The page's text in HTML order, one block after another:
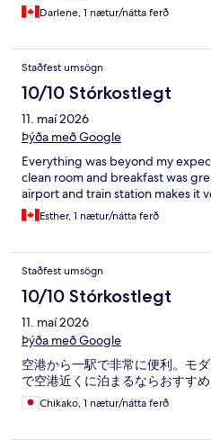
Darlene, 1 nætur/nátta ferð
Staðfest umsögn
10/10 Stórkostlegt
11. maí 2026
Þýða með Google
Everything was beyond my
clean room and breakfast was
airport and train station makes it
Esther, 1 nætur/nátta ferð
Staðfest umsögn
10/10 Stórkostlegt
11. maí 2026
Þýða með Google
空港から一駅で非常に便利。モ
で空港近くに泊まるならおすすめ
Chikako, 1 nætur/nátta ferð